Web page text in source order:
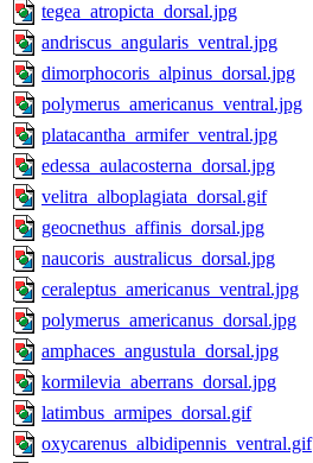
tegea_atropicta_dorsal.jpg
andriscus_angularis_ventral.jpg
dimorphocoris_alpinus_dorsal.jpg
polymerus_americanus_ventral.jpg
platacantha_armifer_ventral.jpg
edessa_aulacosterna_dorsal.jpg
velitra_alboplagiata_dorsal.gif
geocnethus_affinis_dorsal.jpg
naucoris_australicus_dorsal.jpg
ceraleptus_americanus_ventral.jpg
polymerus_americanus_dorsal.jpg
amphaces_angustula_dorsal.jpg
kormilevia_aberrans_dorsal.jpg
latimbus_armipes_dorsal.gif
oxycarenus_albidipennis_ventral.gif